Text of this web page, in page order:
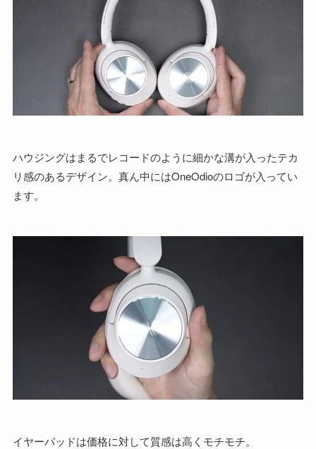
ハウジングはまるでレコードのように細かな溝が入ったテカ
リ感のあるデザイン。真ん中にはOneOdioのロゴが入ってい
ます。
イヤーパッドは価格に対して質感は高くモチモチ。